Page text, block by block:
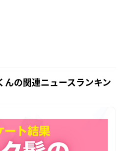
んの関連ニュースランキン